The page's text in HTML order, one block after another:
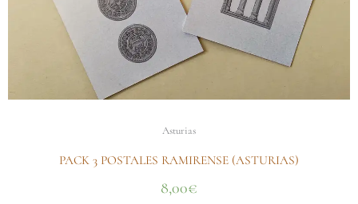
Asturias
PACK 3 POSTALES RAMIRENSE (ASTURIAS)
8,00€